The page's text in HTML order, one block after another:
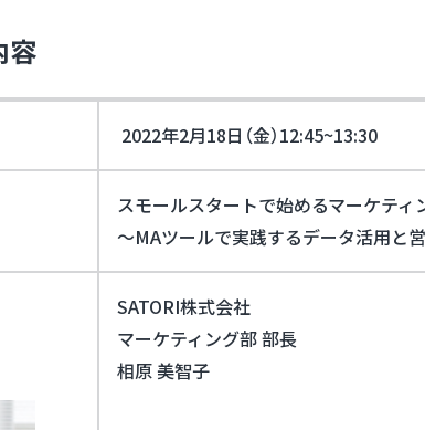
容
2022年2月18日（金）12:45~13:30
スモールスタートで始めるマーケティ
〜MAツールで実践するデータ活用と
SATORI株式会社
マーケティング部 部長
相原 美智子